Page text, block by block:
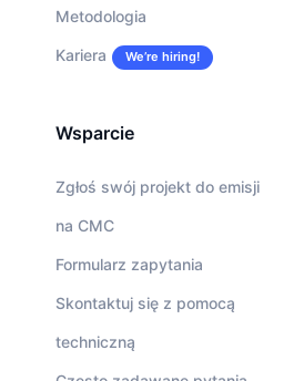
Metodologia
Kariera We’re hiring!
Wsparcie
Zgłoś swój projekt do emisji
na CMC
Formularz zapytania
Skontaktuj się z pomocą
techniczną